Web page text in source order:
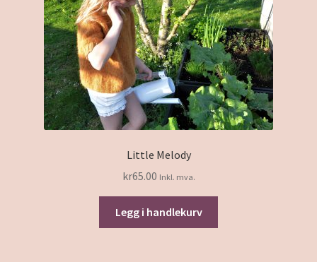
Little Melody
kr65.00 Inkl. mva.
Legg i handlekurv